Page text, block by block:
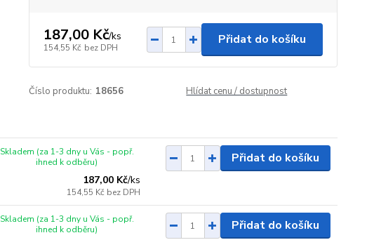
187,00 Kč/ks
154,55 Kč bez DPH
Přidat do košíku
Číslo produktu: 18656 Hlídat cenu / dostupnost
187,00 Kč/ks
154,55 Kč bez DPH
Skladem (za 1-3 dny u Vás - popř.
ihned k odběru)
Přidat do košíku
Skladem (za 1-3 dny u Vás - popř.
ihned k odběru)
Přidat do košíku